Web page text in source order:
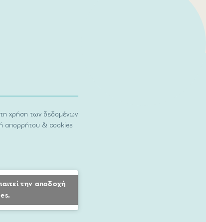
χρήση των δεδομένων
απορρήτου & cookies
την αποδοχή